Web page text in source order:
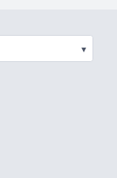
nyt!
▾